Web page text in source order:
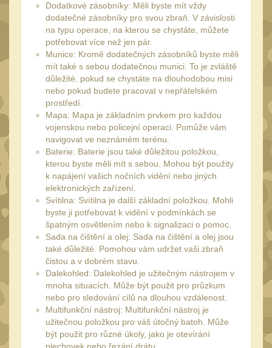
.44 .45
.357 .38 (9mm)7
1911 6
SVIETIDLÁ(89)
Méně než 200 lm
200 - 500 lm 2
510 - 990 lm 3
1000 - 2000 lm
Nad 2000 lm8
Speciální svítilny12
Lovecké svítilny 1
Policejní svítilny 4
Vyhledávací svítilny
Čelové svetlá -
čelovky
Svítilny pro
Dodatkové zásobníky: Měli byste mít vždy
dodatečné zásobníky pro svou zbraň. V závislosti
na typu operace, na kterou se chystáte, můžete
potřebovat více než jen pár.
Munice: Kromě dodatečných zásobníků byste měli
mít také s sebou dodatečnou munici. To je zvláště
důležité, pokud se chystáte na dlouhodobou misi
nebo pokud budete pracovat v nepřátelském
prostředí.
Mapa: Mapa je základním prvkem pro každou
vojenskou nebo policejní operaci. Pomůže vám
navigovat ve neznámém terénu.
Baterie: Baterie jsou také důležitou položkou,
kterou byste měli mít s sebou. Mohou být použity
k napájení vašich nočních vidění nebo jiných
elektronických zařízení.
Svítilna: Svítilna je další základní položkou. Mohli
byste ji potřebovat k vidění v podmínkách se
špatným osvětlením nebo k signalizaci o pomoc.
Sada na čištění a olej: Sada na čištění a olej jsou
také důležité. Pomohou vám udržet vaši zbraň
čistou a v dobrém stavu.
Dalekohled: Dalekohled je užitečným nástrojem v
mnoha situacích. Může být použit pro průzkum
nebo pro sledování cílů na dlouhou vzdálenost.
Multifunkční nástroj: Multifunkční nástroj je
užitečnou položkou pro váš útočný batoh. Může
být použit pro různé úkoly, jako je otevírání